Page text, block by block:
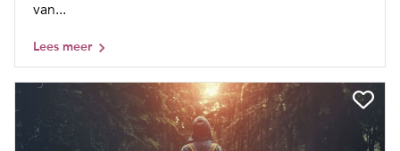
van...
Lees meer